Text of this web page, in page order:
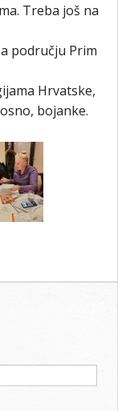
Treba još na
području Prim
Hrvatske,
bojanke.